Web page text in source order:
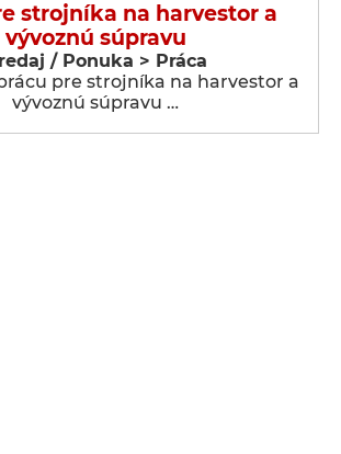
strojníka na harvestor a
vývoznú súpravu
/ Ponuka > Práca
pre strojníka na harvestor a
vývoznú súpravu …